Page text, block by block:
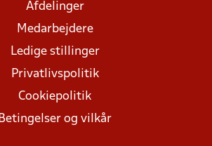
Afdelinger
Medarbejdere
Ledige stillinger
Privatlivspolitik
Cookiepolitik
Betingelser og vilkår